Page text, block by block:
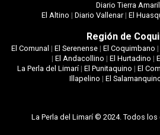
Diario Tierra
El Altino | Diario Vallenar| El
Región de
El Comunal | El Serenense| El Coquimbano |
| El Andacollino | El Hurtadino |
La Perla del Limarí|El Punitaquino |El
Illapelino | El
La Perla del Limarí © 2024. Todos